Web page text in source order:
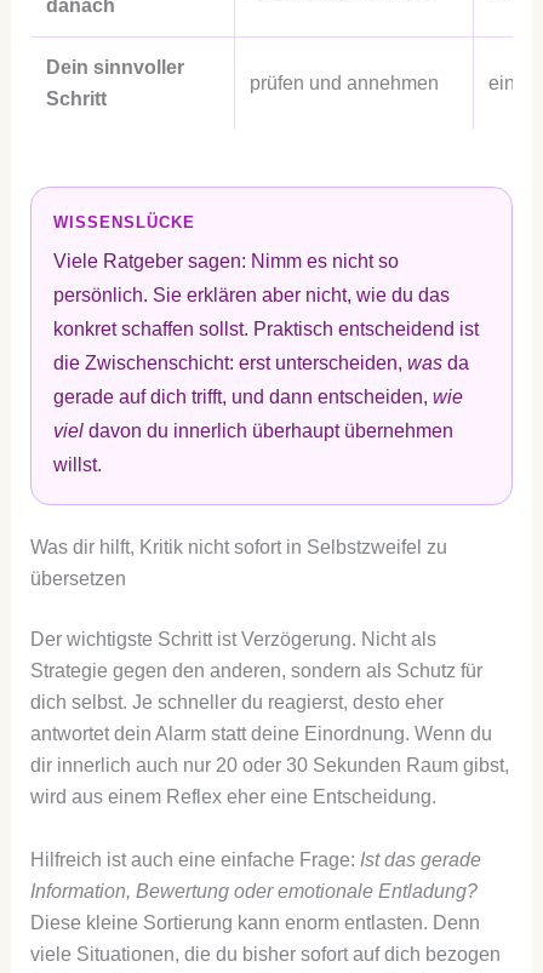
danach
Dein sinnvoller
Schritt
prüfen und annehmen
WISSENSLÜCKE
Viele Ratgeber sagen: Nimm es nicht so
persönlich. Sie erklären aber nicht, wie du das
konkret schaffen sollst. Praktisch entscheidend ist
die Zwischenschicht: erst unterscheiden, wasda
gerade auf dich trifft, und dann entscheiden, wie
vieldavon du innerlich überhaupt übernehmen
willst.
Was dir hilft, Kritik nicht sofort in Selbstzweifel zu
übersetzen
Der wichtigste Schritt ist Verzögerung. Nicht als
Strategie gegen den anderen, sondern als Schutz für
dich selbst. Je schneller du reagierst, desto eher
antwortet dein Alarm statt deine Einordnung. Wenn du
dir innerlich auch nur 20 oder 30 Sekunden Raum gibst,
wird aus einem Reflex eher eine Entscheidung.
Hilfreich ist auch eine einfache Frage: Ist das gerade
Information, Bewertung oder emotionale Entladung?
Diese kleine Sortierung kann enorm entlasten. Denn
viele Situationen, die du bisher sofort auf dich bezogen